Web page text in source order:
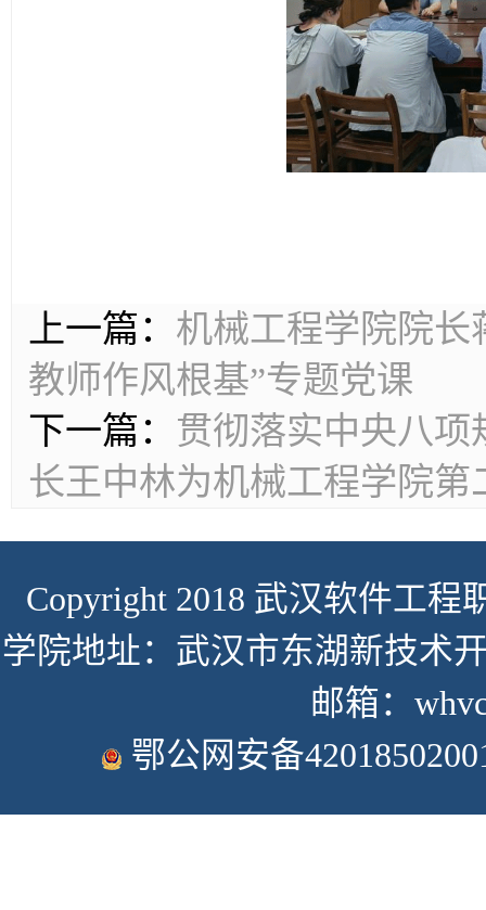
上一篇： 机械工程学院院长
教师作风根基”专题党课
下一篇： 贯彻落实中央八
长王中林为机械工程学院
Copyright 2018 武汉软件工程
学院地址：武汉市东湖新技
邮箱：
鄂公网安备